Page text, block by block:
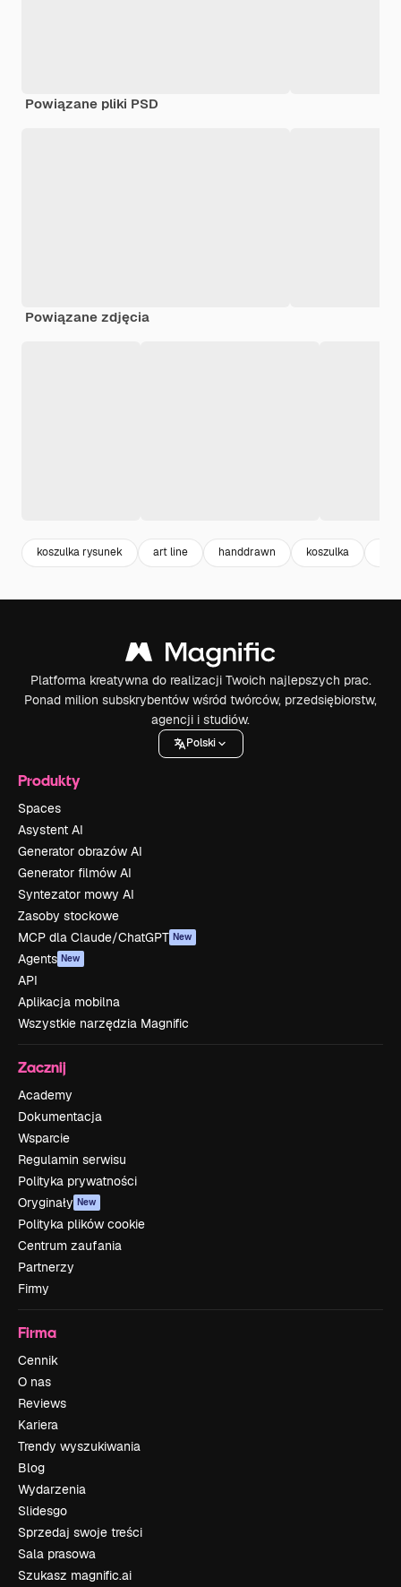
Powiązane pliki PSD
Powiązane zdjęcia
koszulka rysunek art line handdrawn koszulka
Platforma kreatywna do realizacji Twoich najlepszych prac.
Ponad milion subskrybentów wśród twórców, przedsiębiorstw,
agencji i studiów.
Polski
Produkty
Spaces
Asystent AI
Generator obrazów AI
Generator filmów AI
Syntezator mowy AI
Zasoby stockowe
MCP dla Claude/ChatGPT New
Agents New
API
Aplikacja mobilna
Wszystkie narzędzia Magnific
Zacznij
Academy
Dokumentacja
Wsparcie
Regulamin serwisu
Polityka prywatności
Oryginały New
Polityka plików cookie
Centrum zaufania
Partnerzy
Firmy
Firma
Cennik
O nas
Reviews
Kariera
Trendy wyszukiwania
Blog
Wydarzenia
Slidesgo
Sprzedaj swoje treści
Sala prasowa
Szukasz magnific.ai